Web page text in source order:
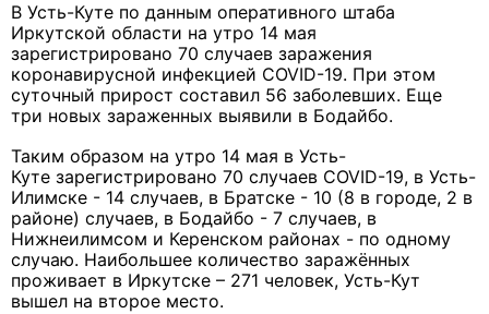
В Усть-Куте по данным оперативного штаба
Иркутской области на утро 14 мая
зарегистрировано 70 случаев заражения
коронавирусной инфекцией COVID-19. При этом
суточный прирост составил 56 заболевших. Еще
три новых зараженных выявили в Бодайбо.
Таким образом на утро 14 мая в Усть-
Куте зарегистрировано 70 случаев COVID-19, в Усть-
Илимске - 14 случаев, в Братске - 10 (8 в городе, 2 в
районе) случаев, в Бодайбо - 7 случаев, в
Нижнеилимсом и Керенском районах - по одному
случаю. Наибольшее количество заражённых
проживает в Иркутске – 271 человек, Усть-Кут
вышел на второе место.